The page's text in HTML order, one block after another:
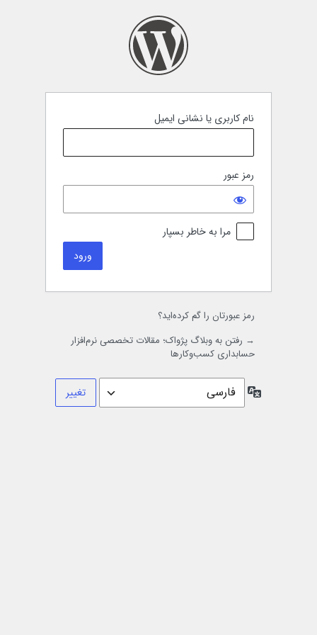
نام کاربری یا نشانی ایمیل
رمز عبور
مرا به خاطر بسپار
رمز عبورتان را گم کرده‌اید؟
→ رفتن به وبلاگ پژواک؛ مقالات تخصصی نرم‌افزار
حسابداری کسب‌وکارها
زبان